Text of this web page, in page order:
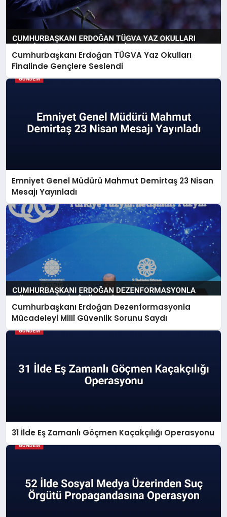
Cumhurbaşkanı Erdoğan TÜGVA Yaz Okulları
Finalinde Gençlere Seslendi
Emniyet Genel Müdürü Mahmut Demirtaş 23 Nisan
Mesajı Yayınladı
Cumhurbaşkanı Erdoğan Dezenformasyonla
Mücadeleyi Millî Güvenlik Sorunu Saydı
31 İlde Eş Zamanlı Göçmen Kaçakçılığı Operasyonu